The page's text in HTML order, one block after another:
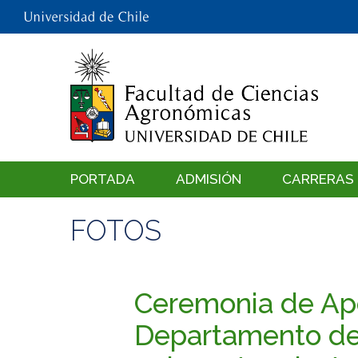
PORTADA ADMISIÓN CARRERAS
FOTOS
Ceremonia de
Departamento